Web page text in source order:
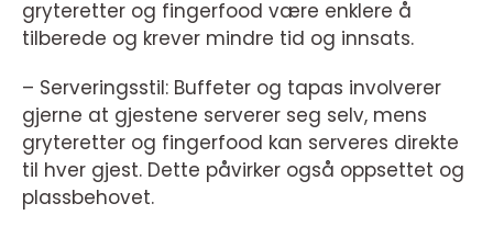
gryteretter og fingerfood være enklere å
tilberede og krever mindre tid og innsats.
– Serveringsstil: Buffeter og tapas involverer
gjerne at gjestene serverer seg selv, mens
gryteretter og fingerfood kan serveres direkte
til hver gjest. Dette påvirker også oppsettet og
plassbehovet.